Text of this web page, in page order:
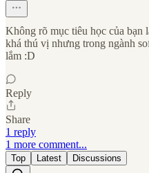
Không rõ mục tiêu học của
khá thú vị nhưng trong ngành
lắm :D
Reply
Share
1 reply
1 more comment...
Top Latest Discussions